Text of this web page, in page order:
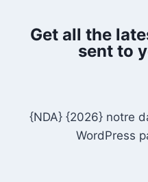
Get all the
sent to
{NDA} {2026} notre
WordPress